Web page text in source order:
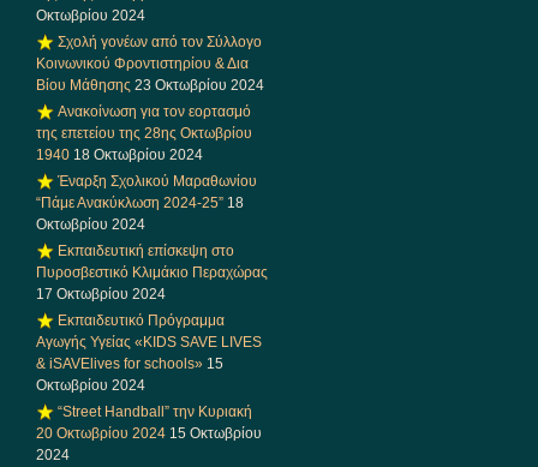
Οκτωβρίου 2024
Σχολή γονέων από τον Σύλλογο
Κοινωνικού Φροντιστηρίου & Δια
Βίου Μάθησης 23 Οκτωβρίου 2024
Ανακοίνωση για τον εορτασμό
της επετείου της 28ης Οκτωβρίου
1940 18 Οκτωβρίου 2024
Έναρξη Σχολικού Μαραθωνίου
“Πάμε Ανακύκλωση 2024-25” 18
Οκτωβρίου 2024
Εκπαιδευτική επίσκεψη στο
Πυροσβεστικό Κλιμάκιο Περαχώρας
17 Οκτωβρίου 2024
Εκπαιδευτικό Πρόγραμμα
Αγωγής Υγείας «KIDS SAVE LIVES
& iSAVElives for schools» 15
Οκτωβρίου 2024
“Street Handball” την Κυριακή
20 Οκτωβρίου 2024 15 Οκτωβρίου
2024